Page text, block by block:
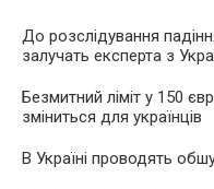
До розслідування
залучать експерта з
Безмитний ліміт у 150
зміниться для українців
В Україні проводять